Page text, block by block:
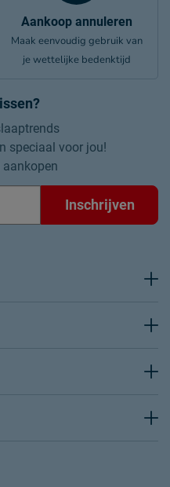
Aankoop annuleren
Maak eenvoudig gebruik van
je wettelijke bedenktijd
speciaal voor jou!
Inschrijven